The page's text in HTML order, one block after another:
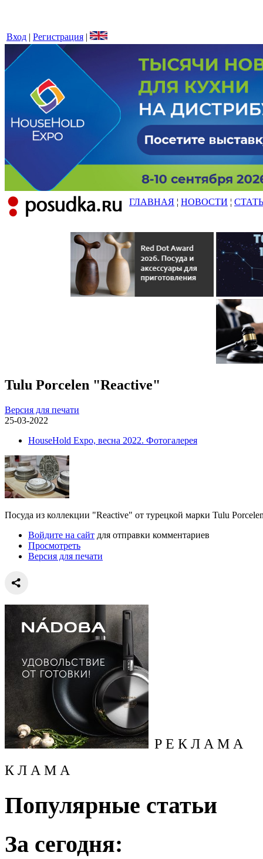
Вход | Регистрация |
ГЛАВНАЯ ¦ НОВОСТИ ¦
Tulu Porcelen "Reactive"
Версия для печати
25-03-2022
HouseHold Expo, весна 2022. Фотогалерея
Посуда из коллекции "Reactive" от турецкой марки Tulu
Войдите на сайт для отправки комментариев
Просмотреть
Версия для печати
Р Е К Л А М А
К Л А М А
Популярные статьи
За сегодня: